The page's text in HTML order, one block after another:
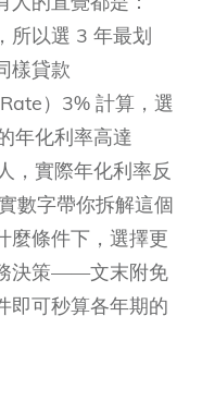
所以選 3 年最划
樣貸款
）3% 計算，選
年化利率高達
，實際年化利率反
數字帶你拆解這個
麼條件下，選擇更
決策——文末附免
即可秒算各年期的